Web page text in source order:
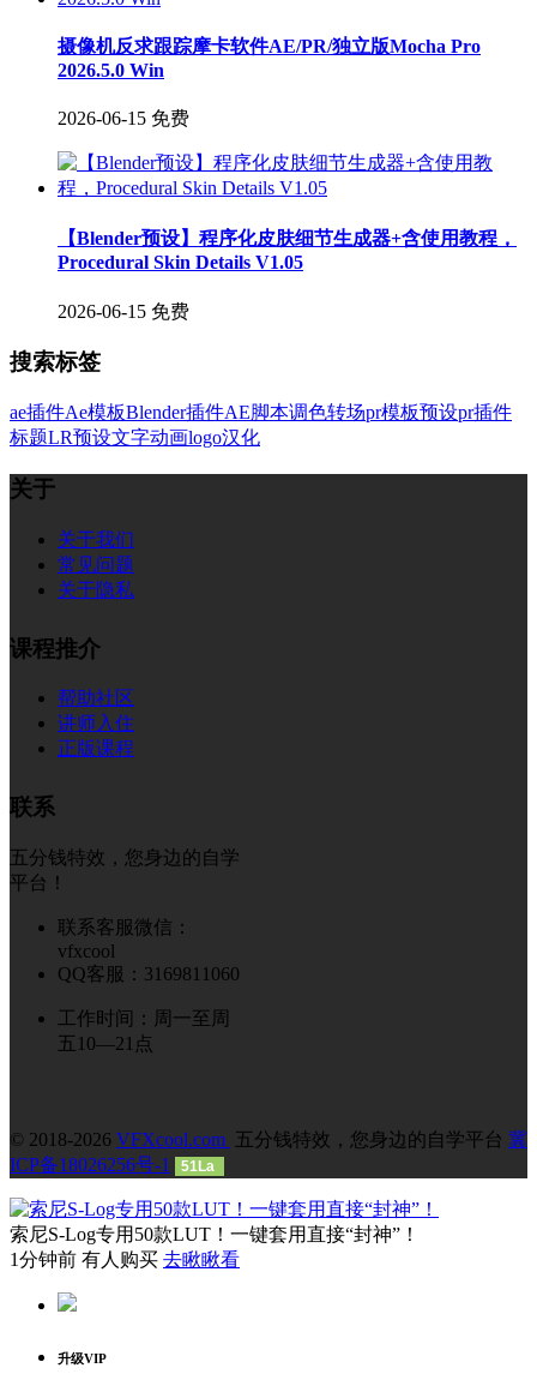
摄像机反求跟踪摩卡软件AE/PR/独立版Mocha Pro
2026.5.0 Win
2026-06-15 免费
【Blender预设】程序化皮肤细节生成器+含使用教程，
Procedural Skin Details V1.05
2026-06-15 免费
搜索标签
ae插件Ae模板Blender插件AE脚本调色转场pr模板预设pr插件
标题LR预设文字动画logo汉化
关于
关于我们
常见问题
关于隐私
课程推介
帮助社区
讲师入住
正版课程
联系
五分钱特效，您身边的自学
平台！
联系客服微信：
vfxcool
QQ客服：3169811060
工作时间：周一至周
五10—21点
© 2018-2026 VFXcool.com 五分钱特效，您身边的自学平台 冀
ICP备18026256号-1
51La
索尼S-Log专用50款LUT！一键套用直接“封神”！
1分钟前 有人购买 去瞅瞅看
升级VIP